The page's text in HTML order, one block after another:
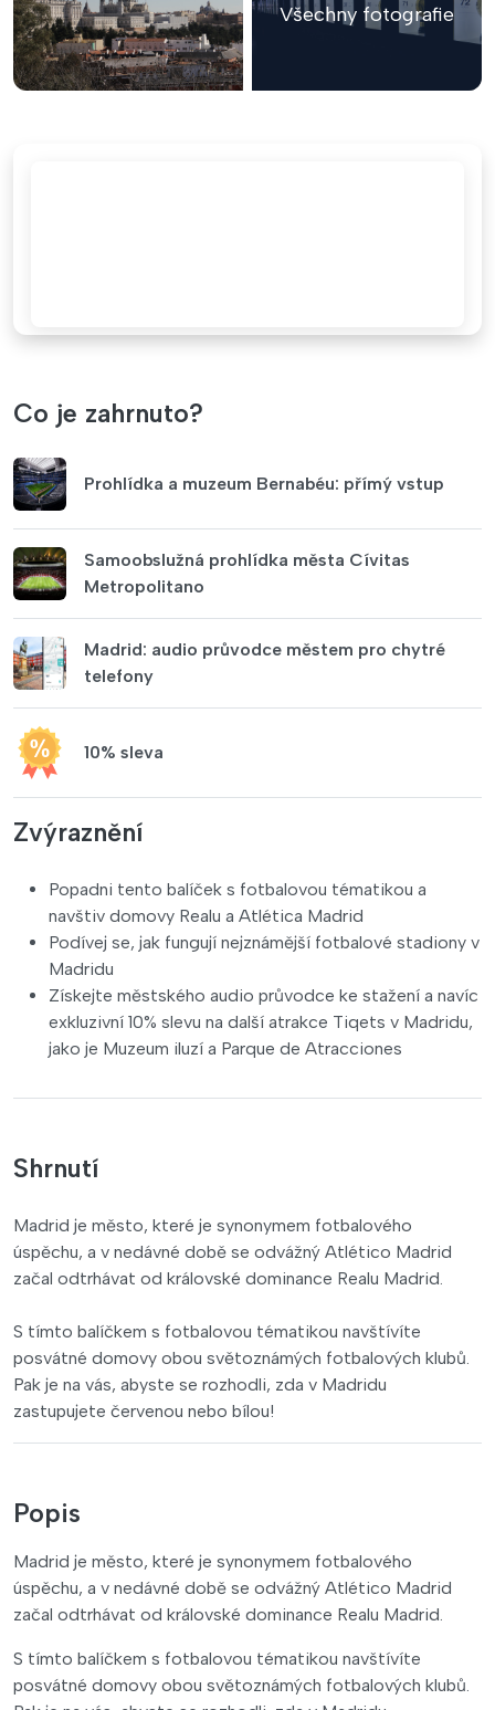
Všechny fotografie
Co je zahrnuto?
Prohlídka a muzeum Bernabéu: přímý vstup
Samoobslužná prohlídka města Cívitas
Metropolitano
Madrid: audio průvodce městem pro chytré
telefony
10% sleva
Zvýraznění
Popadni tento balíček s fotbalovou tématikou a
navštiv domovy Realu a Atlética Madrid
Podívej se, jak fungují nejznámější fotbalové stadiony v
Madridu
Získejte městského audio průvodce ke stažení a navíc
exkluzivní 10% slevu na další atrakce Tiqets v Madridu,
jako je Muzeum iluzí a Parque de Atracciones
Shrnutí
Madrid je město, které je synonymem fotbalového
úspěchu, a v nedávné době se odvážný Atlético Madrid
začal odtrhávat od královské dominance Realu Madrid.
S tímto balíčkem s fotbalovou tématikou navštívíte
posvátné domovy obou světoznámých fotbalových klubů.
Pak je na vás, abyste se rozhodli, zda v Madridu
zastupujete červenou nebo bílou!
Popis
Madrid je město, které je synonymem fotbalového
úspěchu, a v nedávné době se odvážný Atlético Madrid
začal odtrhávat od královské dominance Realu Madrid.
S tímto balíčkem s fotbalovou tématikou navštívíte
posvátné domovy obou světoznámých fotbalových klubů.